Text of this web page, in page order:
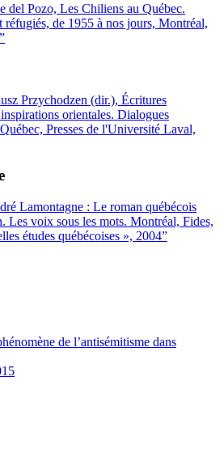
del Pozo, Les Chiliens au Québec.
réfugiés, de 1955 à nos jours, Montréal,
”
Przychodzen (dir.), Écritures
orientales. Dialogues
Presses de l'Université Laval,
Lamontagne : Le roman québécois
Les voix sous les mots. Montréal, Fides,
études québécoises », 2004”
de l’antisémitisme dans